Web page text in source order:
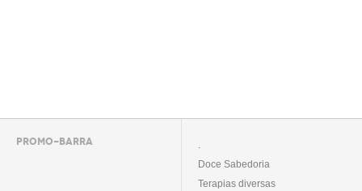
PROMO-BARRA
.
Doce Sabedoria
Terapias diversas